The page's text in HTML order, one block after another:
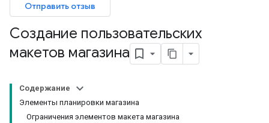
Отправить отзыв
Создание пользовательских
макетов магазина
Содержание
Элементы планировки магазина
Ограничения элементов макета магазина